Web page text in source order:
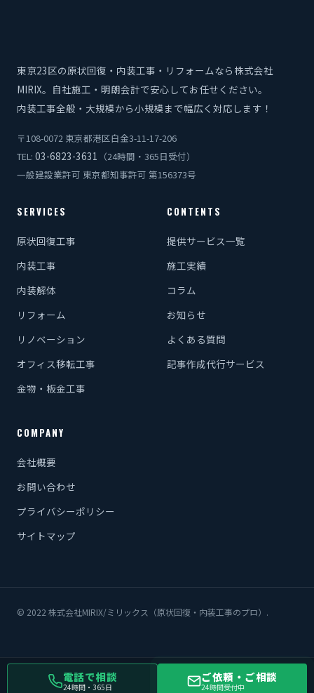
東京23区の原状回復・内装工事・リフォームなら株式会社
MIRIX。自社施工・明朗会計で安心してお任せください。
内装工事全般・大規模から小規模まで幅広く対応します！
〒108-0072 東京都港区白金3-11-17-206
TEL: 03-6823-3631
（24時間・365日受付）
一般建設業許可 東京都知事許可 第156373号
SERVICES
原状回復工事
内装工事
内装解体
リフォーム
リノベーション
オフィス移転工事
金物・板金工事
CONTENTS
提供サービス一覧
施工実績
コラム
お知らせ
よくある質問
記事作成代行サービス
COMPANY
会社概要
お問い合わせ
プライバシーポリシー
サイトマップ
© 2022 株式会社MIRIX/ミリックス（原状回復・内装工事のプロ）.
電話で相談
24時間・365日
ご依頼・ご相談
24時間受付中